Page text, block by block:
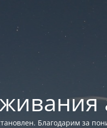
Благодарим за